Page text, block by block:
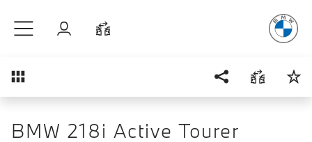
Zaloguj się
Przegląd
BMW 218i Active Tourer